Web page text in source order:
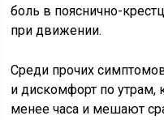
боль в пояснично-
при движении.
Среди прочих
и дискомфорт по утрам,
менее часа и мешают